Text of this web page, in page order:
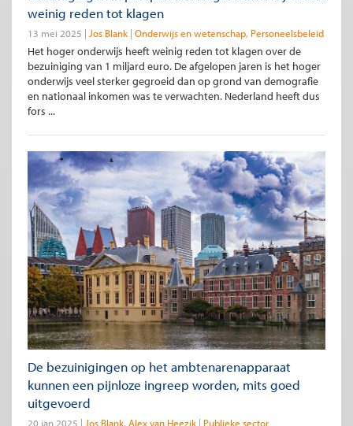
weinig reden tot klagen
13 mei 2025 Jos Blank Onderwijs en wetenschap Personeelsbeleid
Het hoger onderwijs heeft weinig reden tot klagen over de
bezuiniging van 1 miljard euro. De afgelopen jaren is het hoger
onderwijs veel sterker gegroeid dan op grond van demografie
en nationaal inkomen was te verwachten. Nederland heeft dus
fors ...
De bezuinigingen op het ambtenarenapparaat
kunnen een pijnloze ingreep worden, mits goed
uitgevoerd
20 jan 2025 Jos Blank Alex van Heezik Publieke sector